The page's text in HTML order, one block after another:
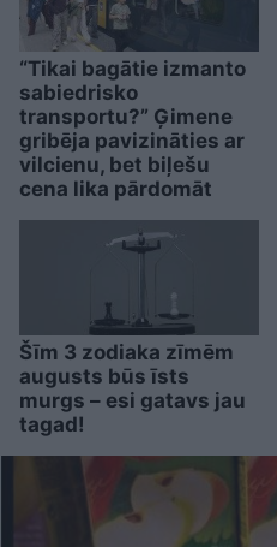
“Tikai bagātie izmanto
sabiedrisko
transportu?” Ģimene
gribēja pavizināties ar
vilcienu, bet biļešu
cena lika pārdomāt
Šīm 3 zodiaka zīmēm
augusts būs īsts
murgs – esi gatavs jau
tagad!